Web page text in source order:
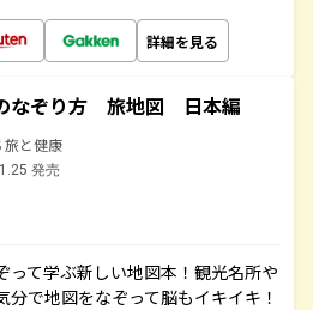
詳細を見る
なぞり方 旅地図 日本編
旅と健康
発売
って学ぶ新しい地図本！観光名所や
で地図をなぞって脳もイキイキ！